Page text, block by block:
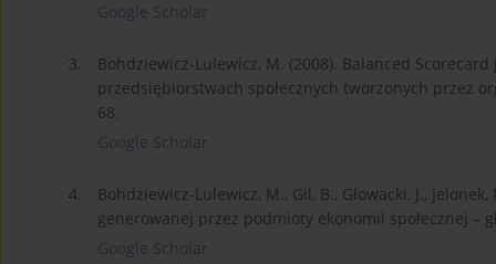
Google Scholar
3.
Bohdziewicz-Lulewicz, M. (2008). Balanced
przedsiębiorstwach społecznych tworzonych przez
68.
Google Scholar
4.
Bohdziewicz-Lulewicz, M., Gil, B., Głowacki, J.,
generowanej przez podmioty ekonomii społecznej –
Google Scholar